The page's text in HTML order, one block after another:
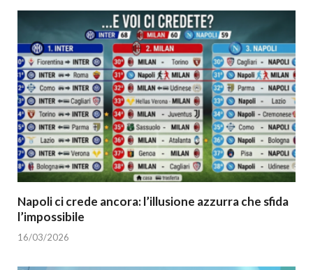
Napoli ci crede ancora: l’illusione azzurra che sfida
l’impossibile
16/03/2026